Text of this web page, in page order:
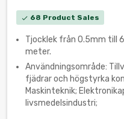
check 68 Product Sales
Tjocklek från 0.5mm till
meter.
Användningsområde:
fjädrar och högstyrka
Maskinteknik;
livsmedelsindustri;